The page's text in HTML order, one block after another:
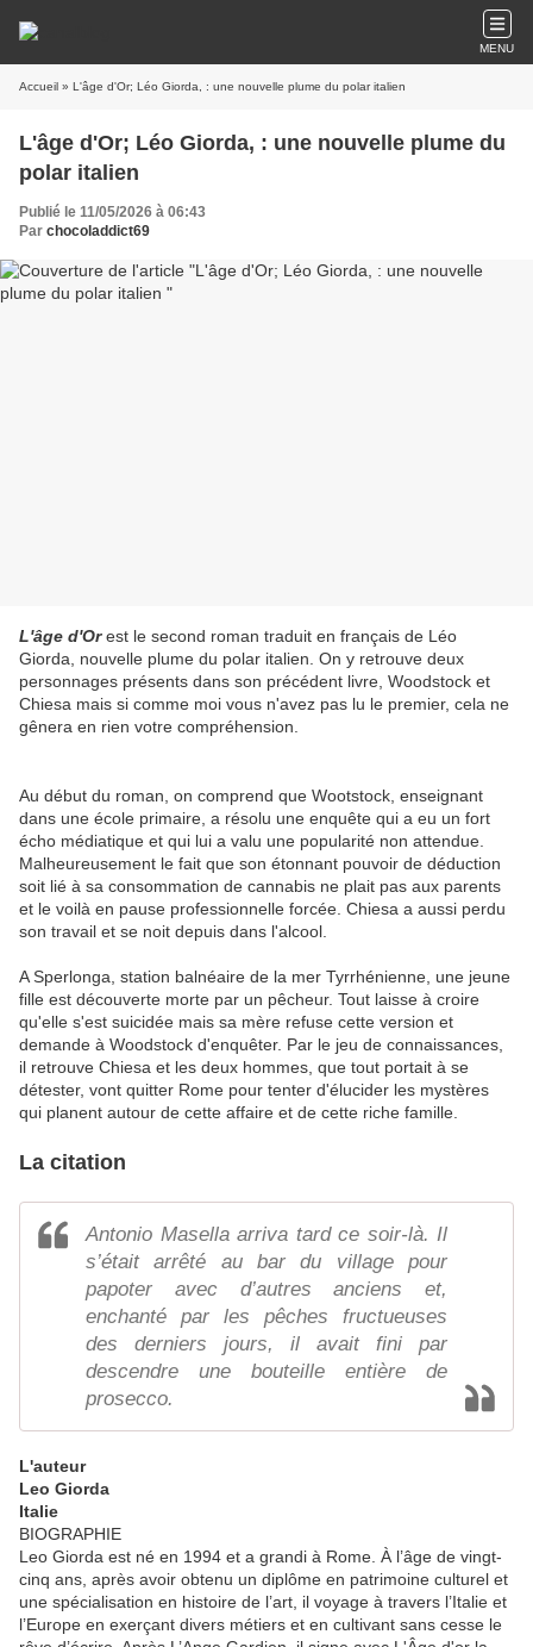
MENU
Accueil » L'âge d'Or; Léo Giorda, : une nouvelle plume du polar italien
L'âge d'Or; Léo Giorda, : une nouvelle plume du
polar italien
Publié le 11/05/2026 à 06:43
Par chocoladdict69
L'âge d'Orest le second roman traduit en français de Léo
Giorda, nouvelle plume du polar italien. On y retrouve deux
personnages présents dans son précédent livre, Woodstock et
Chiesa mais si comme moi vous n'avez pas lu le premier, cela ne
gênera en rien votre compréhension.
Au début du roman, on comprend que Wootstock, enseignant
dans une école primaire, a résolu une enquête qui a eu un fort
écho médiatique et qui lui a valu une popularité non attendue.
Malheureusement le fait que son étonnant pouvoir de déduction
soit lié à sa consommation de cannabis ne plait pas aux parents
et le voilà en pause professionnelle forcée. Chiesa a aussi perdu
son travail et se noit depuis dans l'alcool.
A Sperlonga, station balnéaire de la mer Tyrrhénienne, une jeune
fille est découverte morte par un pêcheur. Tout laisse à croire
qu'elle s'est suicidée mais sa mère refuse cette version et
demande à Woodstock d'enquêter. Par le jeu de connaissances,
il retrouve Chiesa et les deux hommes, que tout portait à se
détester, vont quitter Rome pour tenter d'élucider les mystères
qui planent autour de cette affaire et de cette riche famille.
La citation
Antonio Masella arriva tard ce soir-là. Il
s’était arrêté au bar du village pour
papoter avec d’autres anciens et,
enchanté par les pêches fructueuses
des derniers jours, il avait fini par
descendre une bouteille entière de
prosecco.
L'auteur
Leo Giorda
Italie
BIOGRAPHIE
Leo Giorda est né en 1994 et a grandi à Rome. À l’âge de vingt-
cinq ans, après avoir obtenu un diplôme en patrimoine culturel et
une spécialisation en histoire de l’art, il voyage à travers l’Italie et
l’Europe en exerçant divers métiers et en cultivant sans cesse le